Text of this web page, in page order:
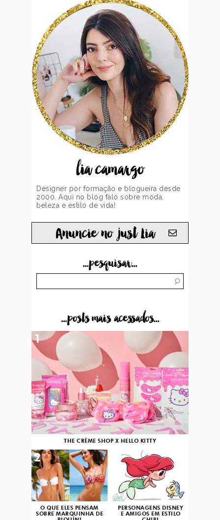
lia camargo
Designer por formação e blogueira desde
2000. Aqui no blog falo sobre moda,
beleza e estilo de vida!
Anuncie no just Lia
...pesquisar...
...posts mais acessados...
THE CRÈME SHOP X HELLO KITTY
1
O QUE ELES PENSAM
SOBRE MARQUINHA DE
2
PERSONAGENS DISNEY
E AMIGOS EM ESTILO
3